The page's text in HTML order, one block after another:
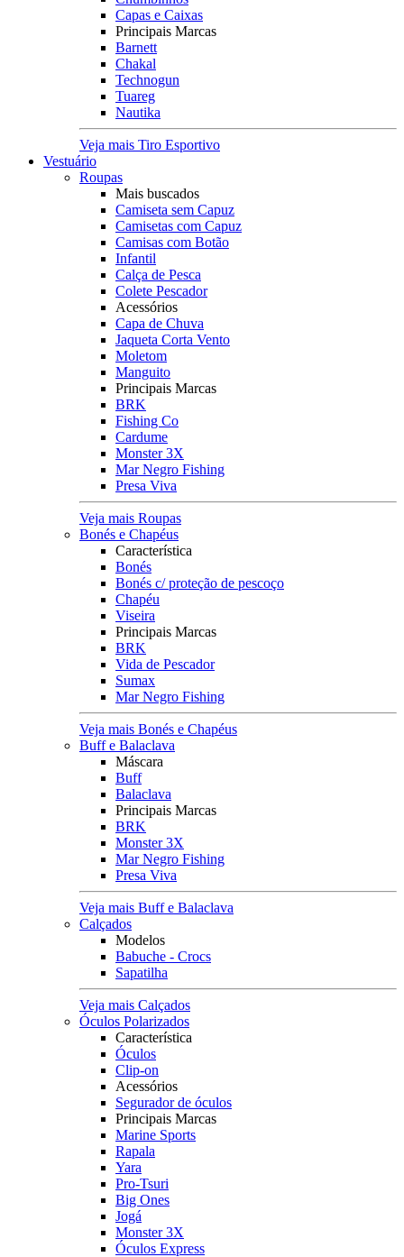
Capas e Caixas
Principais Marcas
Barnett
Chakal
Technogun
Tuareg
Nautika
Veja mais Tiro Esportivo
Vestuário
Roupas
Mais buscados
Camiseta sem Capuz
Camisetas com Capuz
Camisas com Botão
Infantil
Calça de Pesca
Colete Pescador
Acessórios
Capa de Chuva
Jaqueta Corta Vento
Moletom
Manguito
Principais Marcas
BRK
Fishing Co
Cardume
Monster 3X
Mar Negro Fishing
Presa Viva
Veja mais Roupas
Bonés e Chapéus
Característica
Bonés
Bonés c/ proteção de pescoço
Chapéu
Viseira
Principais Marcas
BRK
Vida de Pescador
Sumax
Mar Negro Fishing
Veja mais Bonés e Chapéus
Buff e Balaclava
Máscara
Buff
Balaclava
Principais Marcas
BRK
Monster 3X
Mar Negro Fishing
Presa Viva
Veja mais Buff e Balaclava
Calçados
Modelos
Babuche - Crocs
Sapatilha
Veja mais Calçados
Óculos Polarizados
Característica
Óculos
Clip-on
Acessórios
Segurador de óculos
Principais Marcas
Marine Sports
Rapala
Yara
Pro-Tsuri
Big Ones
Jogá
Monster 3X
Óculos Express